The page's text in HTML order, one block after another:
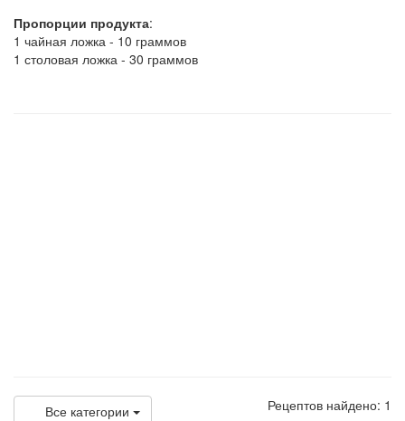
Пропорции продукта:
1 чайная ложка - 10 граммов
1 столовая ложка - 30 граммов
Все категории Рецептов найдено: 1